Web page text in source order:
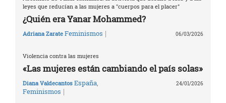
leyes que reducían a las mujeres a "cuerpos para el placer"
¿Quién era Yanar Mohammed?
Adriana Zarate Feminismos | 06/03/2026
Violencia contra las mujeres
«Las mujeres están cambiando el país solas»
Diana Valdecantos España,
Feminismos |
24/01/2026